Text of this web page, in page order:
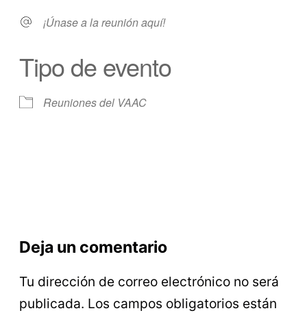
¡Únase a la reunión aquí!
Tipo de evento
Reuniones del VAAC
Deja un comentario
Tu dirección de correo electrónico no será
publicada. Los campos obligatorios están